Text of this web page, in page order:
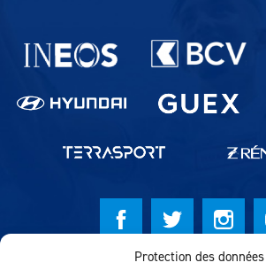
Protection des données
Partenaires du lausanne-Sport